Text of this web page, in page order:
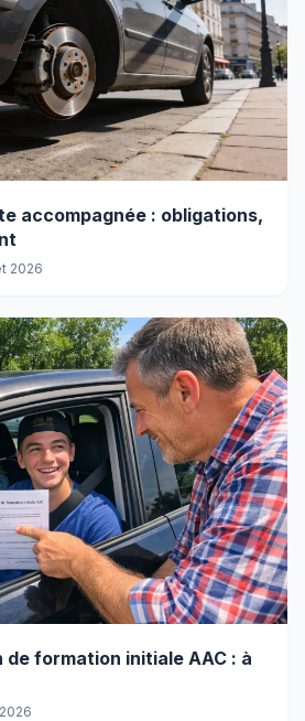
accompagnée : obligations,
2026
formation initiale AAC : à